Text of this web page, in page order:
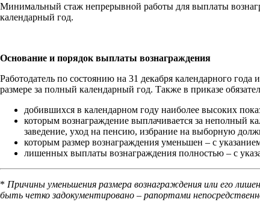
Минимальный стаж непрерывной работы для выплаты
календарный год.
Основание и порядок выплаты вознаграждения
Работодатель по состоянию на 31 декабря календарного
размере за полный календарный год. Также в приказе
добившихся в календарном году наиболее высоких
которым вознаграждение выплачивается за неполный
заведение, уход на пенсию, избрание на выборную
которым размер вознаграждения уменьшен – с
лишенных выплаты вознаграждения полностью – с
* Причины уменьшения размера вознаграждения или его
быть четко задокументировано – рапортами